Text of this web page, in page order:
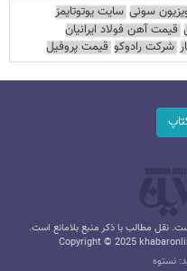
سونی سایت یوتوتایمز
قیمت آهن فولاد ایرانیان
شرکت رادوکو قیمت پروفیل
نقل مطالب با ذکر منبع بلامانع است.
Copyright © 2025
نستوه